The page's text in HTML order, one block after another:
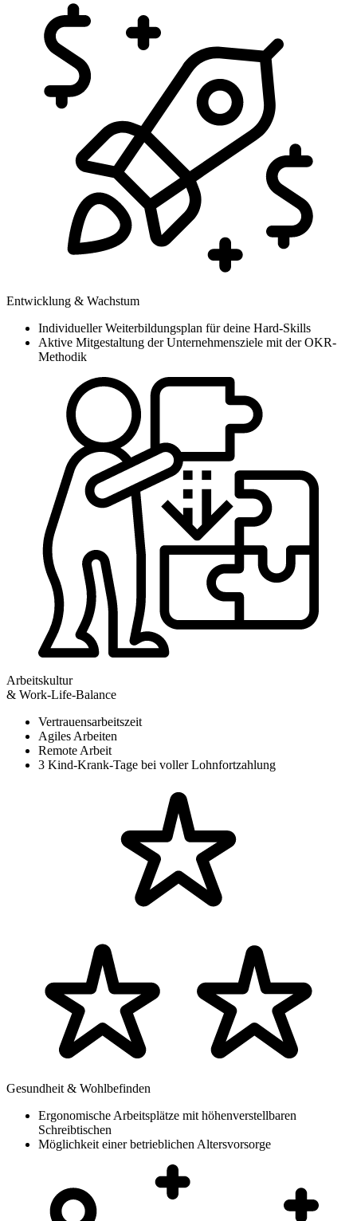
Entwicklung & Wachstum
Individueller Weiterbildungsplan für deine Hard-Skills
Aktive Mitgestaltung der Unternehmensziele mit der OKR-
Methodik
Arbeitskultur
& Work-Life-Balance
Vertrauensarbeitszeit
Agiles Arbeiten
Remote Arbeit
3 Kind-Krank-Tage bei voller Lohnfortzahlung
Gesundheit & Wohlbefinden
Ergonomische Arbeitsplätze mit höhenverstellbaren
Schreibtischen
Möglichkeit einer betrieblichen Altersvorsorge